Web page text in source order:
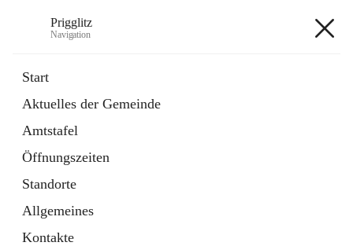
Prigglitz
Navigation
Start
Aktuelles der Gemeinde
Amtstafel
Öffnungszeiten
Standorte
Allgemeines
Kontakte
Externe Webseite
in
Tab
Gemeindezeitung
Ordner
öffnet
in
neuem
Tab